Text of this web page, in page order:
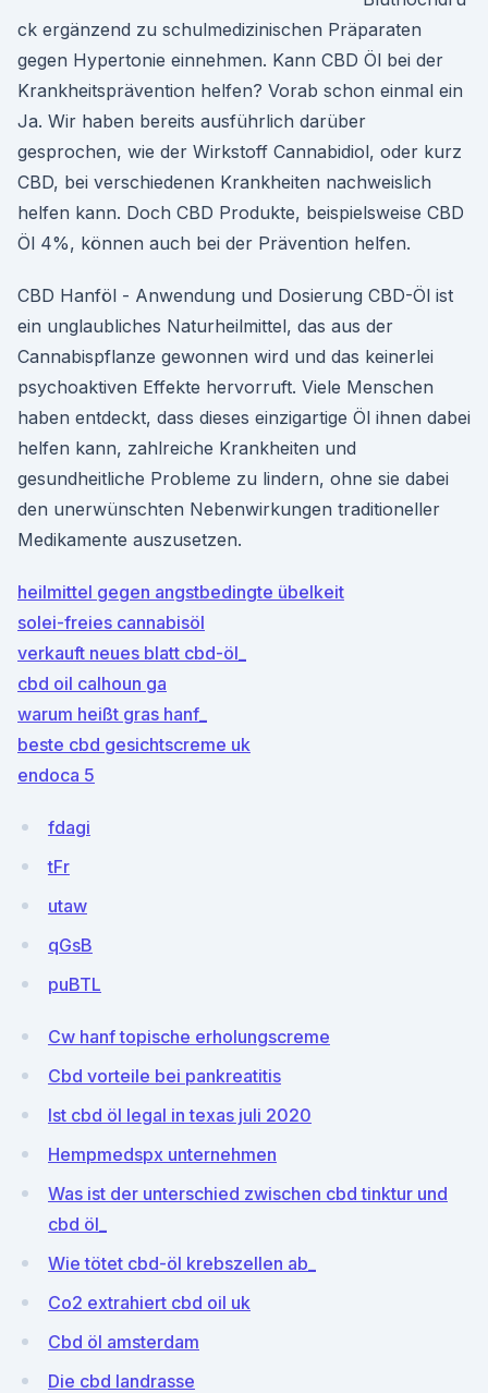
ck ergänzend zu schulmedizinischen Präparaten
gegen Hypertonie einnehmen. Kann CBD Öl bei der
Krankheitsprävention helfen? Vorab schon einmal ein
Ja. Wir haben bereits ausführlich darüber
gesprochen, wie der Wirkstoff Cannabidiol, oder kurz
CBD, bei verschiedenen Krankheiten nachweislich
helfen kann. Doch CBD Produkte, beispielsweise CBD
Öl 4%, können auch bei der Prävention helfen.
CBD Hanföl - Anwendung und Dosierung CBD-Öl ist
ein unglaubliches Naturheilmittel, das aus der
Cannabispflanze gewonnen wird und das keinerlei
psychoaktiven Effekte hervorruft. Viele Menschen
haben entdeckt, dass dieses einzigartige Öl ihnen dabei
helfen kann, zahlreiche Krankheiten und
gesundheitliche Probleme zu lindern, ohne sie dabei
den unerwünschten Nebenwirkungen traditioneller
Medikamente auszusetzen.
heilmittel gegen angstbedingte übelkeit
solei-freies cannabisöl
verkauft neues blatt cbd-öl_
cbd oil calhoun ga
warum heißt gras hanf_
beste cbd gesichtscreme uk
endoca 5
fdagi
tFr
utaw
qGsB
puBTL
Cw hanf topische erholungscreme
Cbd vorteile bei pankreatitis
Ist cbd öl legal in texas juli 2020
Hempmedspx unternehmen
Was ist der unterschied zwischen cbd tinktur und
cbd öl_
Wie tötet cbd-öl krebszellen ab_
Co2 extrahiert cbd oil uk
Cbd öl amsterdam
Die cbd landrasse